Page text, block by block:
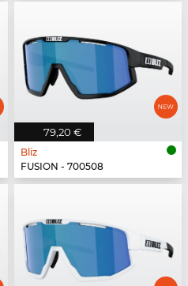
79,20 €
Bliz
FUSION - 700508